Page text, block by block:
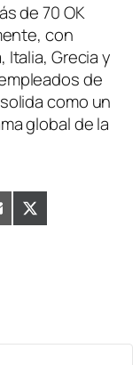
de 70 OK
con
Italia, Grecia y
de
como un
global de la
Compartir
en
EmailCompartir
en
X
(Twitter)